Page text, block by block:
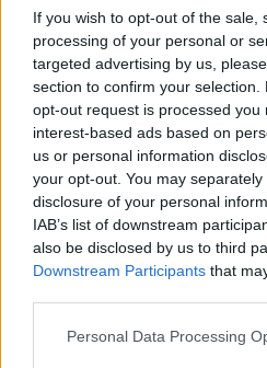
If you wish to opt-out of the sale,
processing of your personal or
targeted advertising by us,
section to confirm your
opt-out request is processed you
interest-based ads based on
us or personal information
your opt-out. You may
disclosure of your personal
IAB’s list of downstream
also be disclosed by us to third
Downstream Participants that
Personal Data Processing
πολιτιστικά και
πατρίδας μας. Κι αυτό
και ο μεγάλος στόχος μας
επιτεύξιμο. Αυτή η
γίνει κτήμα όλων των
επισκεπτών από άλλους
ότι θα σαγηνεύσει τις
ακόμα φορά εκφράζω τις
μας στο Ίδρυμα Αβέρωφ